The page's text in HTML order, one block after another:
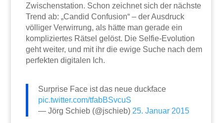
Zwischenstation. Schon zeichnet sich der nächste
Trend ab: „Candid Confusion“ – der Ausdruck
völliger Verwirrung, als hätte man gerade ein
kompliziertes Rätsel gelöst. Die Selfie-Evolution
geht weiter, und mit ihr die ewige Suche nach dem
perfekten digitalen Ich.
Surprise Face ist das neue duckface
pic.twitter.com/tfabBSvcuS
— Jörg Schieb (@jschieb)25. Januar 2015